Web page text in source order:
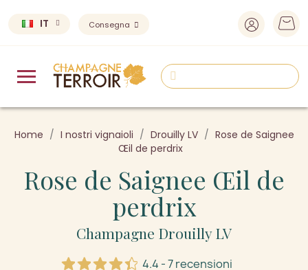
IT Consegna
Home I nostri vignaioli Drouilly LV
Rose de Saignee
Œil de perdrix
Rose de Saignee Œil de
perdrix
Champagne Drouilly LV
4.4 - 7 recensioni